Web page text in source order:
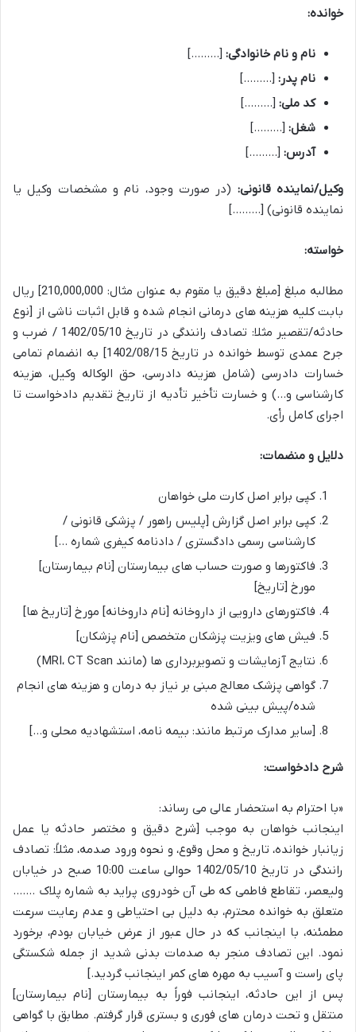
خوانده:
نام و نام خانوادگی: [………]
نام پدر: [………]
کد ملی: [………]
شغل: [………]
آدرس: [………]
وکیل/نماینده قانونی: (در صورت وجود، نام و مشخصات وکیل یا
نماینده قانونی) [………]
خواسته:
مطالبه مبلغ [مبلغ دقیق یا مقوم به عنوان مثال: 210,000,000] ریال
بابت کلیه هزینه های درمانی انجام شده و قابل اثبات ناشی از [نوع
حادثه/تقصیر مثلا: تصادف رانندگی در تاریخ 1402/05/10 / ضرب و
جرح عمدی توسط خوانده در تاریخ 1402/08/15] به انضمام تمامی
خسارات دادرسی (شامل هزینه دادرسی، حق الوکاله وکیل، هزینه
کارشناسی و…) و خسارت تأخیر تأدیه از تاریخ تقدیم دادخواست تا
اجرای کامل رأی.
دلایل و منضمات:
کپی برابر اصل کارت ملی خواهان
کپی برابر اصل گزارش [پلیس راهور / پزشکی قانونی /
کارشناسی رسمی دادگستری / دادنامه کیفری شماره …]
فاکتورها و صورت حساب های بیمارستان [نام بیمارستان]
مورخ [تاریخ]
فاکتورهای دارویی از داروخانه [نام داروخانه] مورخ [تاریخ ها]
فیش های ویزیت پزشکان متخصص [نام پزشکان]
نتایج آزمایشات و تصویربرداری ها (مانند MRI، CT Scan)
گواهی پزشک معالج مبنی بر نیاز به درمان و هزینه های انجام
شده/پیش بینی شده
[سایر مدارک مرتبط مانند: بیمه نامه، استشهادیه محلی و…]
شرح دادخواست:
«با احترام به استحضار عالی می رساند:
اینجانب خواهان به موجب [شرح دقیق و مختصر حادثه یا عمل
زیانبار خوانده، تاریخ و محل وقوع، و نحوه ورود صدمه، مثلاً: تصادف
رانندگی در تاریخ 1402/05/10 حوالی ساعت 10:00 صبح در خیابان
ولیعصر، تقاطع فاطمی که طی آن خودروی پراید به شماره پلاک …….
متعلق به خوانده محترم، به دلیل بی احتیاطی و عدم رعایت سرعت
مطمئنه، با اینجانب که در حال عبور از عرض خیابان بودم، برخورد
نمود. این تصادف منجر به صدمات بدنی شدید از جمله شکستگی
پای راست و آسیب به مهره های کمر اینجانب گردید.]
پس از این حادثه، اینجانب فوراً به بیمارستان [نام بیمارستان]
منتقل و تحت درمان های فوری و بستری قرار گرفتم. مطابق با گواهی